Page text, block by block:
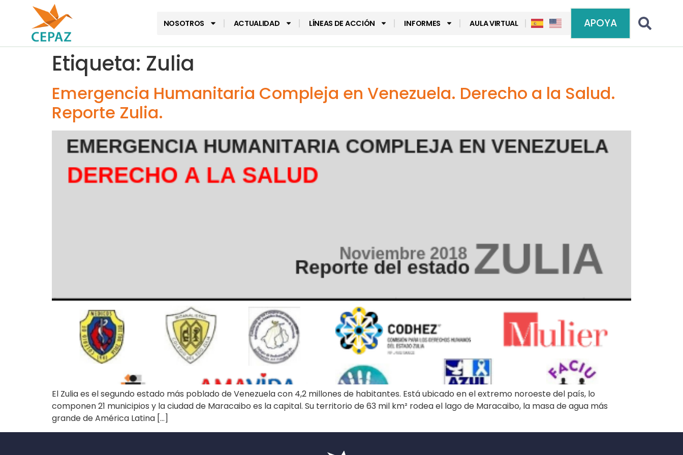
NOSOTROS ACTUALIDAD LÍNEAS DE ACCIÓN INFORMES AULA VIRTUAL APOYA
Etiqueta: Zulia
Emergencia Humanitaria Compleja en Venezuela. Derecho a la Salud.
Reporte Zulia.
El Zulia es el segundo estado más poblado de Venezuela con 4,2 millones de habitantes. Está ubicado en el extremo noroeste del país, lo
componen 21 municipios y la ciudad de Maracaibo es la capital. Su territorio de 63 mil km² rodea el lago de Maracaibo, la masa de agua más
grande de América Latina […]